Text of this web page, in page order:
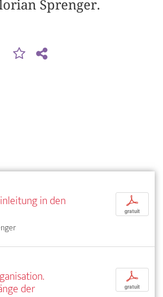
Sprenger.
in den
p
gratuit
der
p
gratuit